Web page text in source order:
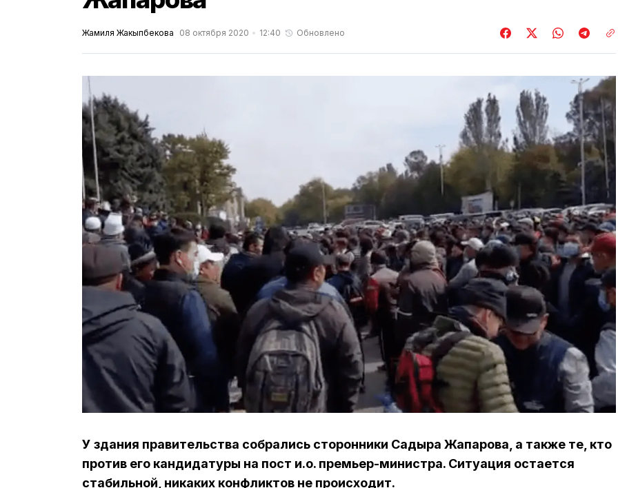
Жамиля Жакыпбекова 08 октября 2020 12:40 Обновлено
У здания правительства собрались сторонники Садыра Жапарова, а также те, кто
против его кандидатуры на пост и.о. премьер-министра. Ситуация остается
стабильной, никаких конфликтов не происходит.